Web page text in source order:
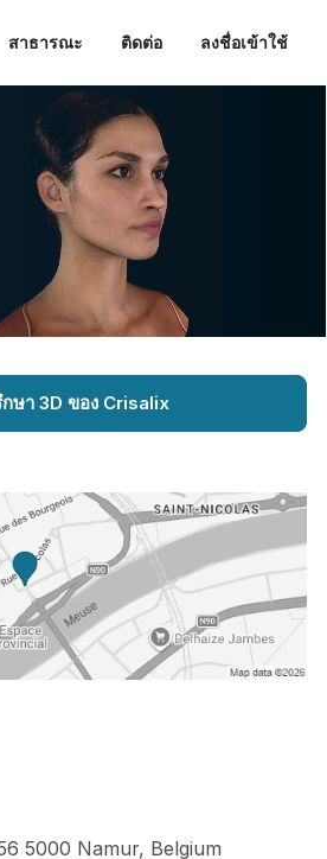
สาธารณะ ติดต่อ ลงชื่อเข้าใช้
ษา 3D ของ Crisalix
5000 Namur, Belgium